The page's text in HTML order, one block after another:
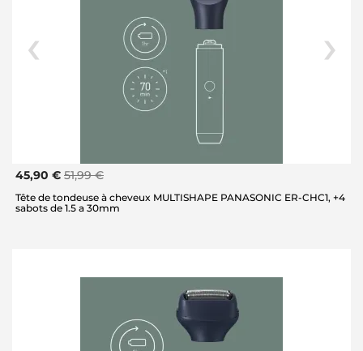
45,90 € 51,99 €
Tête de tondeuse à cheveux MULTISHAPE PANASONIC ER-CHC1, +4
sabots de 1.5 a 30mm